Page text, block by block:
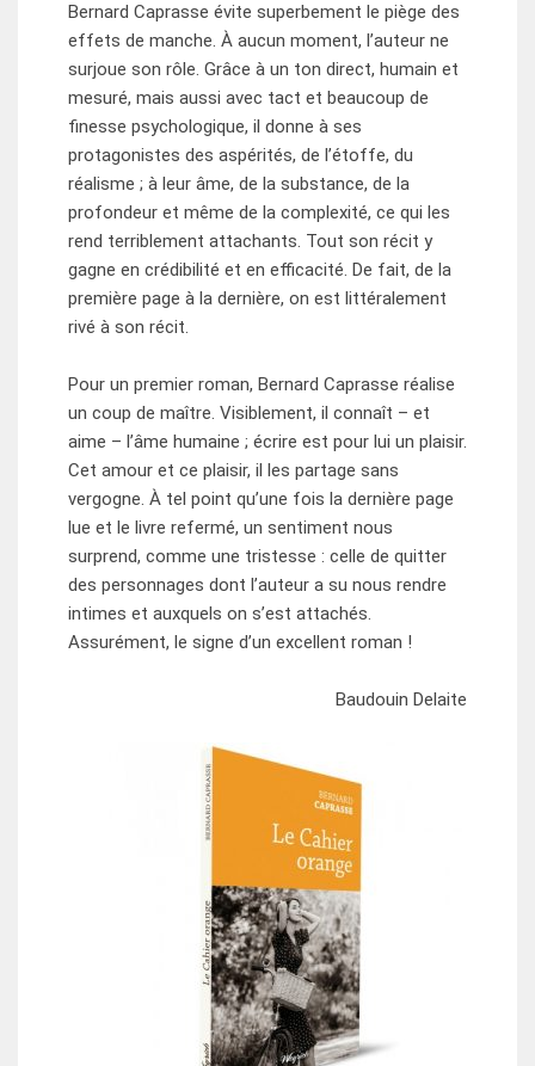
Bernard Caprasse évite superbement le piège des
effets de manche. À aucun moment, l’auteur ne
surjoue son rôle. Grâce à un ton direct, humain et
mesuré, mais aussi avec tact et beaucoup de
finesse psychologique, il donne à ses
protagonistes des aspérités, de l’étoffe, du
réalisme ; à leur âme, de la substance, de la
profondeur et même de la complexité, ce qui les
rend terriblement attachants. Tout son récit y
gagne en crédibilité et en efficacité. De fait, de la
première page à la dernière, on est littéralement
rivé à son récit.
Pour un premier roman, Bernard Caprasse réalise
un coup de maître. Visiblement, il connaît – et
aime – l’âme humaine ; écrire est pour lui un plaisir.
Cet amour et ce plaisir, il les partage sans
vergogne. À tel point qu’une fois la dernière page
lue et le livre refermé, un sentiment nous
surprend, comme une tristesse : celle de quitter
des personnages dont l’auteur a su nous rendre
intimes et auxquels on s’est attachés.
Assurément, le signe d’un excellent roman !
Baudouin Delaite